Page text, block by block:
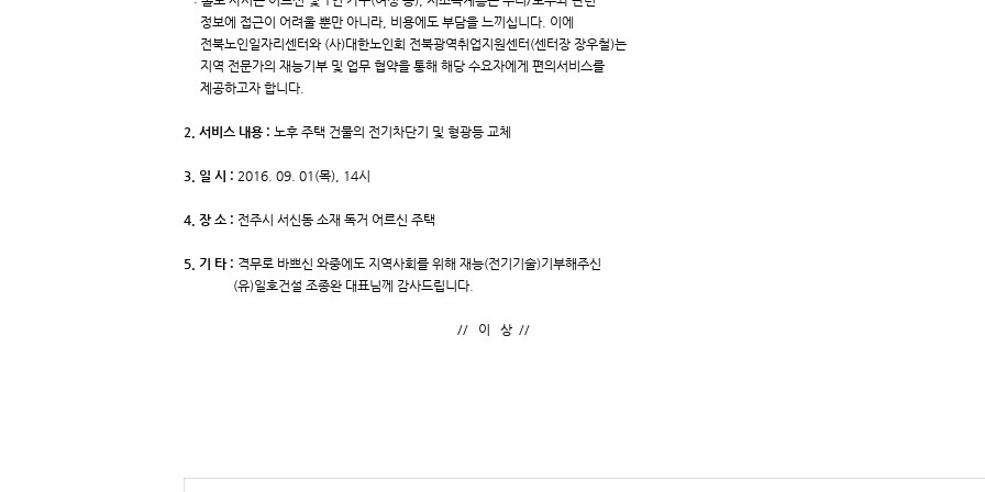
정보에 접근이 어려울 뿐만 아니라, 비용에도 부담을 느끼십니다. 이에
전북노인일자리센터와 (사)대한노인회 전북광역취업지원센터(센터장 장우철)는
지역 전문가의 재능기부 및 업무 협약을 통해 해당 수요자에게 편의서비스를
제공하고자 합니다.
2. 서비스 내용 : 노후 주택 건물의 전기차단기 및 형광등 교체
3. 일 시 : 2016. 09. 01(목), 14시
4. 장 소 : 전주시 서신동 소재 독거 어르신 주택
5. 기 타 : 격무로 바쁘신 와중에도 지역사회를 위해 재능(전기기술)기부해주신
(유)일호건설 조종완 대표님께 감사드립니다.
// 이 상 //